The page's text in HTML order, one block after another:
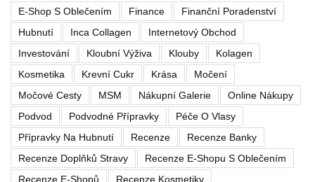
E-Shop S Oblečením
Finance
Finanční Poradenství
Hubnutí
Inca Collagen
Internetový Obchod
Investování
Kloubní Výživa Klouby
Kolagen
Kosmetika
Krevní Cukr Krása
Močení
Močové Cesty
MSM Nákupní Galerie
Online Nákupy
Podvod
Podvodné Přípravky
Péče O Vlasy
Přípravky Na Hubnutí
Recenze
Recenze Banky
Recenze Doplňků Stravy
Recenze E-Shopu S Oblečením
Recenze E-Shopů
Recenze Kosmetiky